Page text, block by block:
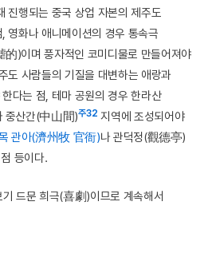
진행되는 중국 상업 자본의 제주도
영화나 애니메이션의 경우 통속극
)이며 풍자적인 코미디물로 만들어져야
도 사람들의 기질을 대변하는 애랑과
다는 점, 테마 공원의 경우 한라산
중산간(中山間)주32 지역에 조성되어야
관아(濟州牧 官衙)나 관덕정(觀德亭)
등이다.
기 드문 희극(喜劇)이므로 계속해서